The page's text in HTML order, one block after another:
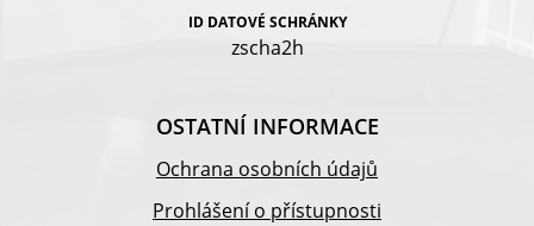
ID DATOVÉ SCHRÁNKY
zscha2h
OSTATNÍ INFORMACE
Ochrana osobních údajů
Prohlášení o přístupnosti